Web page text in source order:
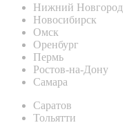
Нижний Новгород
Новосибирск
Омск
Оренбург
Пермь
Ростов-на-Дону
Самара
Саратов
Тольятти